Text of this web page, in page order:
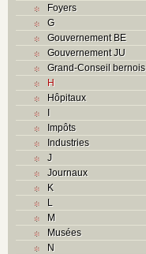
Foyers
G
Gouvernement BE
Gouvernement JU
Grand-Conseil bernois
H
Hôpitaux
I
Impôts
Industries
J
Journaux
K
L
M
Musées
N